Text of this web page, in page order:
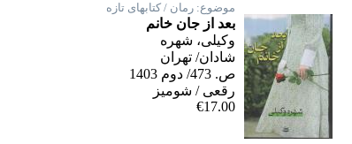
موضوع: رمان / کتابهای تازه
بعد از جان خانم
وکیلی، شهره
شادان/ تهران
ص. 473/ دوم 1403
رقعی / شومیز
€17.00